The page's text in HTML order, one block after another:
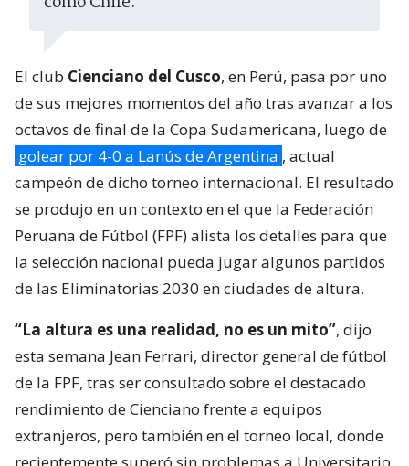
El club Cienciano del Cusco, en Perú, pasa por uno
de sus mejores momentos del año tras avanzar a los
octavos de final de la Copa Sudamericana, luego de
golear por 4-0 a Lanús de Argentina , actual
campeón de dicho torneo internacional. El resultado
se produjo en un contexto en el que la Federación
Peruana de Fútbol (FPF) alista los detalles para que
la selección nacional pueda jugar algunos partidos
de las Eliminatorias 2030 en ciudades de altura.
“La altura es una realidad, no es un mito”, dijo
esta semana Jean Ferrari, director general de fútbol
de la FPF, tras ser consultado sobre el destacado
rendimiento de Cienciano frente a equipos
extranjeros, pero también en el torneo local, donde
recientemente superó sin problemas a Universitario